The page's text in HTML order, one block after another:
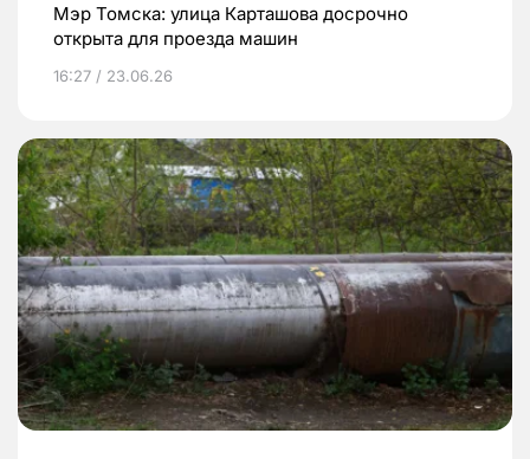
Мэр Томска: улица Карташова досрочно
открыта для проезда машин
16:27 / 23.06.26